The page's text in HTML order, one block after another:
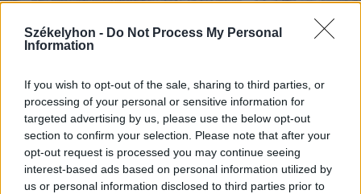
Székelyhon - Do Not Process My Personal
Information
If you wish to opt-out of the sale, sharing to third parties, or
processing of your personal or sensitive information for
targeted advertising by us, please use the below opt-out
section to confirm your selection. Please note that after your
opt-out request is processed you may continue seeing
interest-based ads based on personal information utilized by
us or personal information disclosed to third parties prior to
2026. augusztus 06., csütörtök
Továbbra sem tudni pontosan,
honnan tör fel a mofettagáz
Szejkefürdőn